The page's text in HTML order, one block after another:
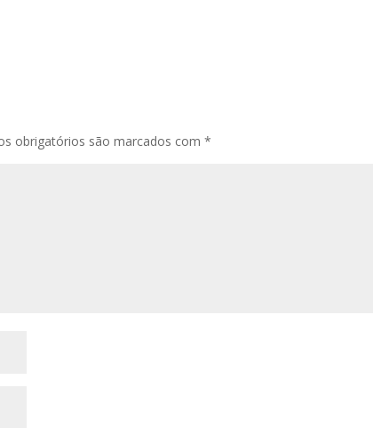
obrigatórios são marcados com*